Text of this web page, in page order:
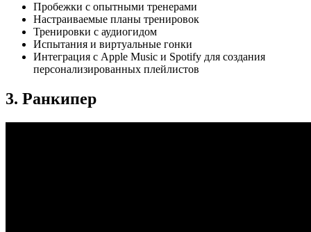
Пробежки с опытными тренерами
Настраиваемые планы тренировок
Тренировки с аудиогидом
Испытания и виртуальные гонки
Интеграция с Apple Music и Spotify для создания
персонализированных плейлистов
3. Ранкипер